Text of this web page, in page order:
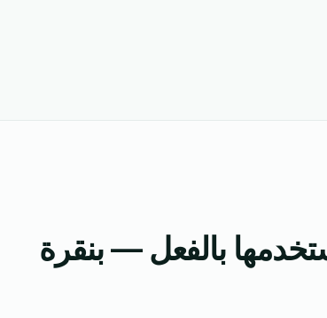
بالفعل — بنقرة